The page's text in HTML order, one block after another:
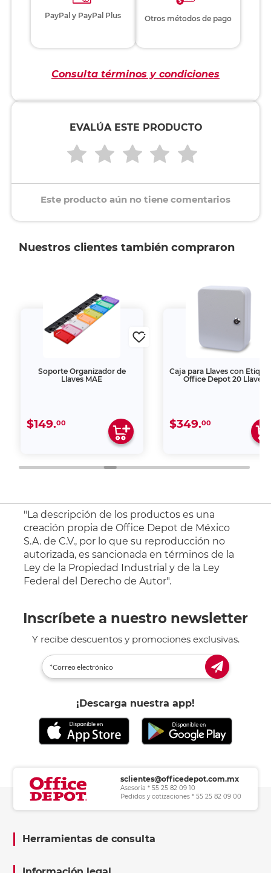
PayPal y PayPal Plus Otros métodos de pago
Consulta términos y condiciones
EVALÚA ESTE PRODUCTO
Este producto aún no tiene comentarios
Nuestros clientes también compraron
Soporte Organizador de
Llaves MAE
$149.00
Caja para Llaves con
Office Depot 20 Llaves
$349.00
"La descripción de los productos es una
creación propia de Office Depot de México
S.A. de C.V., por lo que su reproducción no
autorizada, es sancionada en términos de la
Ley de la Propiedad Industrial y de la Ley
Federal del Derecho de Autor".
Inscríbete a nuestro newsletter
Y recibe descuentos y promociones exclusivas.
¡Descarga nuestra app!
sclientes@officedepot.com.mx
Asesoría * 55 25 82 09 10
Pedidos y cotizaciones * 55 25 82 09 00
Herramientas de consulta